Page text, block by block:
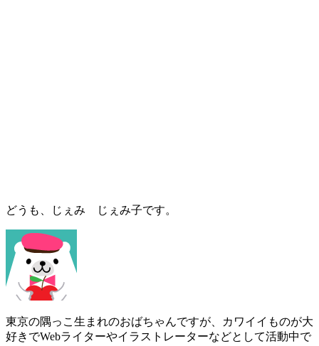
どうも、じぇみ じぇみ子です。
東京の隅っこ生まれのおばちゃんですが、カワイイものが大
好きでWebライターやイラストレーターなどとして活動中で